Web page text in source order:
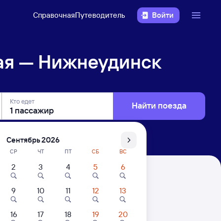
СправочнаяПутеводитель Войти
— Нижнеудинск
Кто едет Найти поезда
Сентябрь 2026
СР ЧТ ПТ СБ ВС
2 3 4 5 6
9 10 11 12 13
16 17 18 19 20